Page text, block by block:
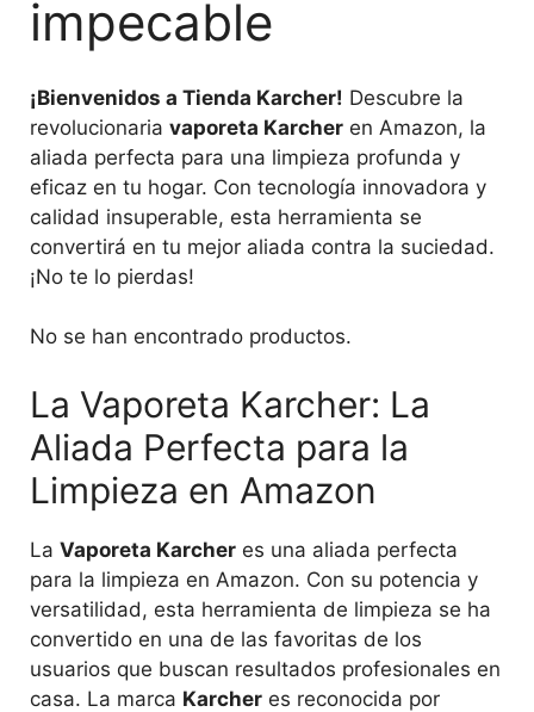
impecable
¡Bienvenidos a Tienda Karcher! Descubre la
revolucionaria vaporeta Karcher en Amazon, la
aliada perfecta para una limpieza profunda y
eficaz en tu hogar. Con tecnología innovadora y
calidad insuperable, esta herramienta se
convertirá en tu mejor aliada contra la suciedad.
¡No te lo pierdas!
No se han encontrado productos.
La Vaporeta Karcher: La
Aliada Perfecta para la
Limpieza en Amazon
La Vaporeta Karcher es una aliada perfecta
para la limpieza en Amazon. Con su potencia y
versatilidad, esta herramienta de limpieza se ha
convertido en una de las favoritas de los
usuarios que buscan resultados profesionales en
casa. La marca Karcher es reconocida por